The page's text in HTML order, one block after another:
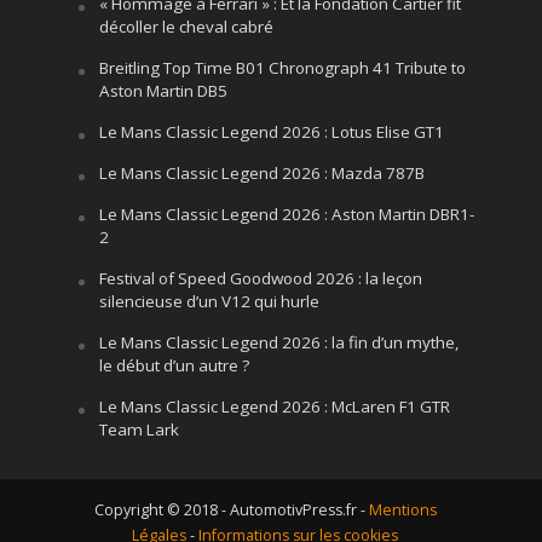
décoller le cheval cabré
Breitling Top Time B01 Chronograph 41 Tribute to
Aston Martin DB5
Le Mans Classic Legend 2026 : Lotus Elise GT1
Le Mans Classic Legend 2026 : Mazda 787B
Le Mans Classic Legend 2026 : Aston Martin DBR1-
2
Festival of Speed Goodwood 2026 : la leçon
silencieuse d’un V12 qui hurle
Le Mans Classic Legend 2026 : la fin d’un mythe,
le début d’un autre ?
Le Mans Classic Legend 2026 : McLaren F1 GTR
Team Lark
Copyright © 2018 - AutomotivPress.fr -Mentions
Légales-Informations sur les cookies